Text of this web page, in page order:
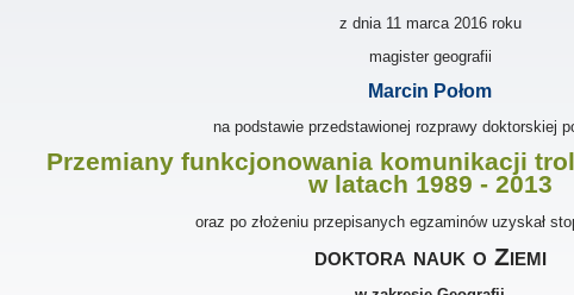
z dnia 11 marca 2016roku
magister geografii
Marcin Połom
na podstawie przedstawionej rozprawy doktorskiej
Przemiany funkcjonowania komunikacji
w latach 1989 - 2013
oraz po złożeniu przepisanych egzaminów uzyskał
doktora nauk o Ziemi